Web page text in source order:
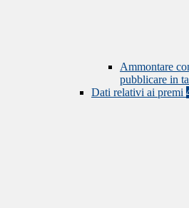
Ammontare
pubblicare in
Dati relativi ai premi